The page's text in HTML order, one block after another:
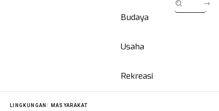
Budaya
Usaha
Rekreasi
LINGKUNGAN MASYARAKAT